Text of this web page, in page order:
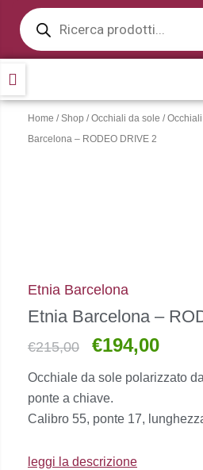
contenuto
Products
search
Home /Shop /Occhiali da sole /
Barcelona – RODEO DRIVE 2
Etnia Barcelona
Etnia Barcelona –
€215,00
Il
originale
era:
€215,00.
€194,00Il
attuale
Occhiale da sole polarizzato
ponte a chiave.
Calibro 55, ponte 17,
leggi la descrizione